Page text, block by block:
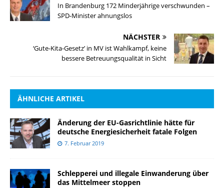
In Brandenburg 172 Minderjährige verschwunden –
SPD-Minister ahnungslos
NÄCHSTER
‘Gute-Kita-Gesetz’ in MV ist Wahlkampf, keine
bessere Betreuungsqualität in Sicht
ÄHNLICHE ARTIKEL
Änderung der EU-Gasrichtlinie hätte für
deutsche Energiesicherheit fatale Folgen
7. Februar 2019
Schlepperei und illegale Einwanderung über
das Mittelmeer stoppen